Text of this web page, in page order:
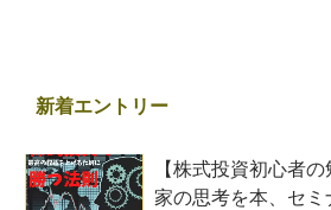
新着エントリー
【株式投資初心者
家の思考を本、セ